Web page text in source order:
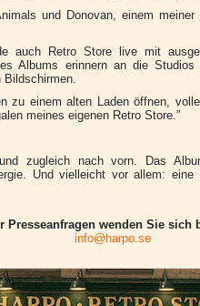
und Donovan, einem
auch Retro Store live mit
Albums erinnern an die
Bildschirmen.
zu einem alten Laden öffnen,
meines eigenen Retro Store.”
zugleich nach vorn. Das
Und vielleicht vor allem:
Presseanfragen wenden Sie sich
info@harpo.se
.